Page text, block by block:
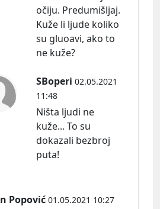
očiju. Predumišljaj.
Kuže li ljude koliko
su gluoavi, ako to
ne kuže?
SBoperi 02.05.2021
11:48
Ništa ljudi ne
kuže... To su
dokazali bezbroj
puta!
Popović 01.05.2021 10:27